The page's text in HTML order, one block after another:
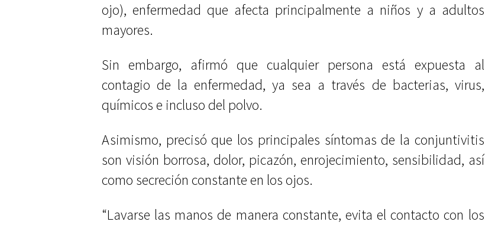
ojo), enfermedad que afecta principalmente a niños y a adultos
mayores.
Sin embargo, afirmó que cualquier persona está expuesta al
contagio de la enfermedad, ya sea a través de bacterias, virus,
químicos e incluso del polvo.
Asimismo, precisó que los principales síntomas de la conjuntivitis
son visión borrosa, dolor, picazón, enrojecimiento, sensibilidad, así
como secreción constante en los ojos.
“Lavarse las manos de manera constante, evita el contacto con los